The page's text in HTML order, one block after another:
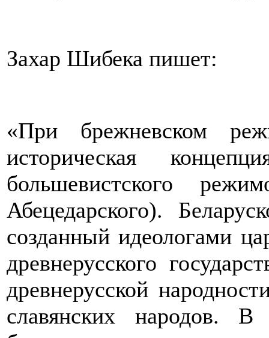
Захар Шибека пишет:
«При брежневском
историческая
большевистского
Абецедарского).
созданный идеологами
древнерусского
древнерусской
славянских народов.